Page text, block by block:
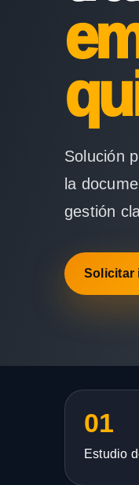
Solución
la
gestión
Solicitar
01
Estudio